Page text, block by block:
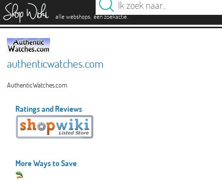
alle webshops. één zoekactie.
authenticwatches.com
AuthenticWatches.com
Ratings and Reviews
More Ways to Save